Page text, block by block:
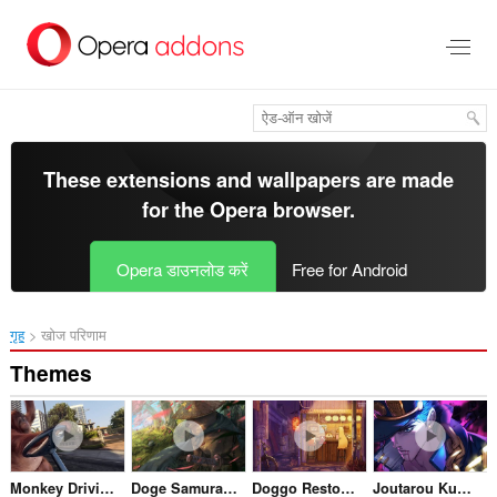
सामग्री
These extensions and wallpapers are made
for theOpera browser.
Opera डाउनलोड करें Free for Android
गृह खोज परिणाम
Themes
Monkey Driving in LA Doge Samurai Crying Doggo Restoraunt Joutarou Kuujou Jojos Bizarre Adventure